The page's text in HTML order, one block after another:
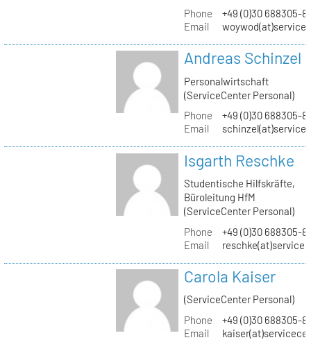
Phone
+49 (0)30 688305-
Email
Andreas Schinzel
Personalwirtschaft
(ServiceCenter Personal)
Phone
+49 (0)30 688305-
Email
Isgarth Reschke
Studentische Hilfskräfte,
Büroleitung HfM
(ServiceCenter Personal)
Phone
+49 (0)30 688305-
Email
Carola Kaiser
(ServiceCenter Personal)
Phone
+49 (0)30 688305-
Email